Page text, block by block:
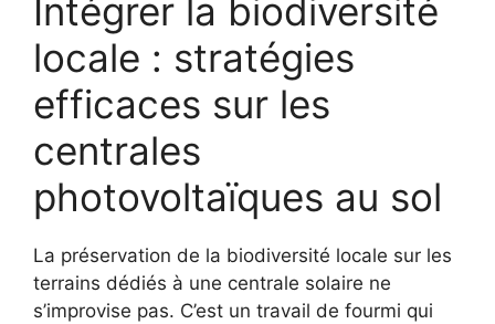
Intégrer la biodiversité
locale : stratégies
efficaces sur les
centrales
photovoltaïques au sol
La préservation de la biodiversité locale sur les
terrains dédiés à une centrale solaire ne
s’improvise pas. C’est un travail de fourmi qui